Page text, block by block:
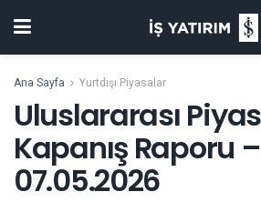
Ana Sayfa Yurtdışı Piyasalar
Uluslararası
Kapanış Raporu –
07.05.2026